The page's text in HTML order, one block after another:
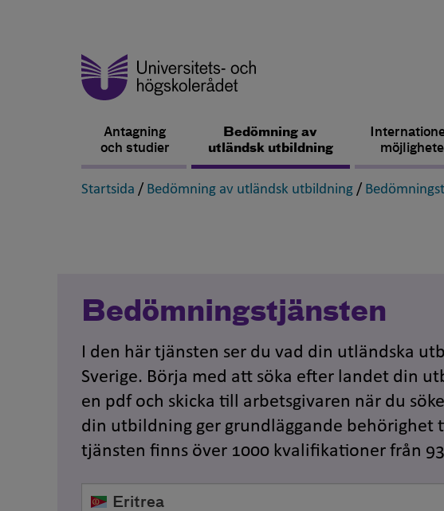
Antagning
och studier
Bedömning av
utländsk utbildning
Startsida ,
/ Bedömning av utländsk utbildning ,
/
Bedömningstjänsten
I den här tjänsten ser du vad din utländska
Sverige. Börja med att söka efter landet din
en pdf och skicka till arbetsgivaren när du
din utbildning ger grundläggande behörighet
tjänsten finns över 1000 kvalifikationer från